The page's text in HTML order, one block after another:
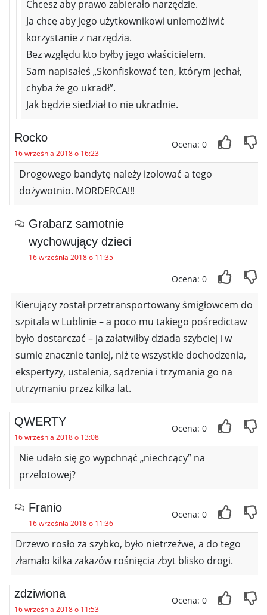
Chcesz aby prawo zabierało narzędzie.
Ja chcę aby jego użytkownikowi uniemożliwić
korzystanie z narzędzia.
Bez względu kto byłby jego właścicielem.
Sam napisałeś „Skonfiskować ten, którym jechał,
chyba że go ukradł”.
Jak będzie siedział to nie ukradnie.
Rocko
16 września 2018 o 16:23
Ocena: 0
Drogowego bandytę należy izolować a tego
dożywotnio. MORDERCA!!!
Grabarz samotnie
wychowujący dzieci
16 września 2018 o 11:35
Ocena: 0
Kierujący został przetransportowany śmigłowcem do
szpitala w Lublinie – a poco mu takiego pośredictaw
było dostarczać – ja załatwiłby dziada szybciej i w
sumie znacznie taniej, niż te wszystkie dochodzenia,
ekspertyzy, ustalenia, sądzenia i trzymania go na
utrzymaniu przez kilka lat.
QWERTY
16 września 2018 o 13:08
Ocena: 0
Nie udało się go wypchnąć „niechcący” na
przelotowej?
Franio
16 września 2018 o 11:36
Ocena: 0
Drzewo rosło za szybko, było nietrzeźwe, a do tego
złamało kilka zakazów rośnięcia zbyt blisko drogi.
zdziwiona
16 września 2018 o 11:53
Ocena: 0